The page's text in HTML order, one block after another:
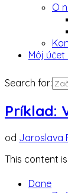
O
Môj účet
Search for:
Príklad:
od Jaroslava
This content
Dane